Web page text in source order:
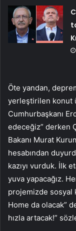
Öte yandan,
yerleştirilen konut
Cumhurbaşkanı
edeceğiz” derken
Bakanı Murat
hesabından
kazıyı vurduk. İlk
yuva yapacağız.
projemizde sosyal
Home da olacak”
hızla artacak!”